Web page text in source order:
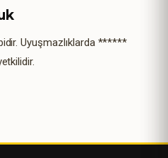
Uyuşmazlıklarda ******